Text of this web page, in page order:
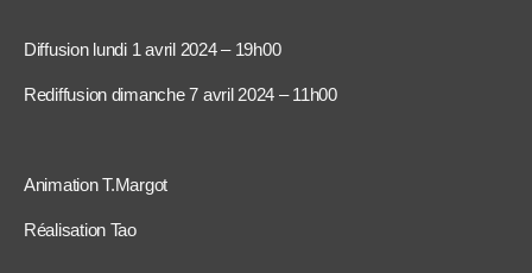
Diffusion lundi 1 avril 2024 – 19h00
Rediffusion dimanche 7 avril 2024 – 11h00
Animation T.Margot
Réalisation Tao